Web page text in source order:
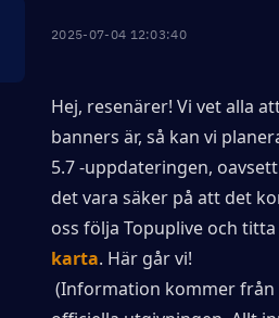
2025-07-04 12:03:40
Hej, resenärer! Vi vet alla
banners är, så kan vi
5.7 -uppdateringen,
det vara säker på att det
oss följa Topuplive och titta
karta. Här går vi!
(Information kommer från